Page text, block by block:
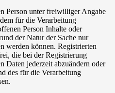
Person unter freiwilliger Angabe
für die Verarbeitung
Person Inhalte oder
der Natur der Sache nur
werden können. Registrierten
die bei der Registrierung
Daten jederzeit abzuändern oder
des für die Verarbeitung